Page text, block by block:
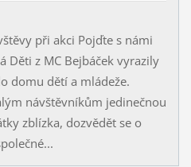
při akci Pojďte s námi
Děti z MC Bejbáček vyrazily
domu dětí a mládeže.
návštěvníkům jedinečnou
zblízka, dozvědět se o